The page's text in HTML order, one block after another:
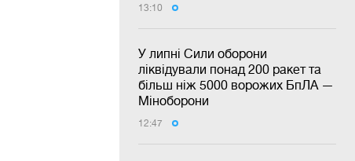
13:10
У липні Сили оборони
ліквідували понад 200 ракет та
більш ніж 5000 ворожих БпЛА —
Міноборони
12:47